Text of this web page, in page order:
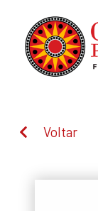
Voltar